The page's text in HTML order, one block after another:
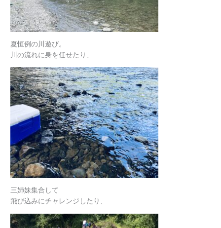
夏恒例の川遊び。
川の流れに身を任せたり、
三姉妹集合して
飛び込みにチャレンジしたり、